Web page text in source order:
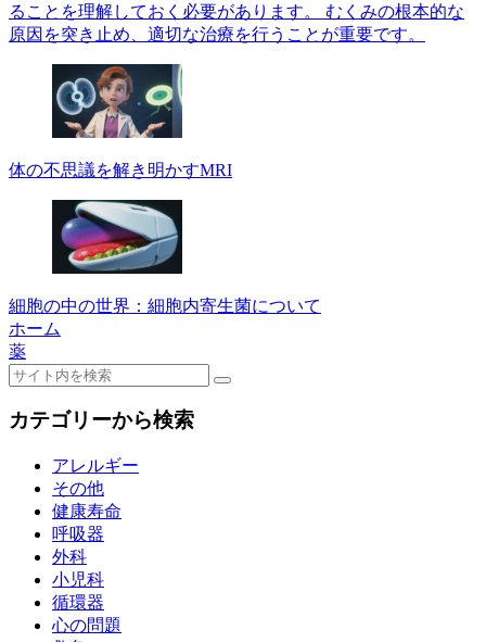
ることを理解しておく必要があります。 むくみの根本的な
原因を突き止め、適切な治療を行うことが重要です。
体の不思議を解き明かすMRI
細胞の中の世界：細胞内寄生菌について
ホーム
薬
カテゴリーから検索
アレルギー
その他
健康寿命
呼吸器
外科
小児科
循環器
心の問題